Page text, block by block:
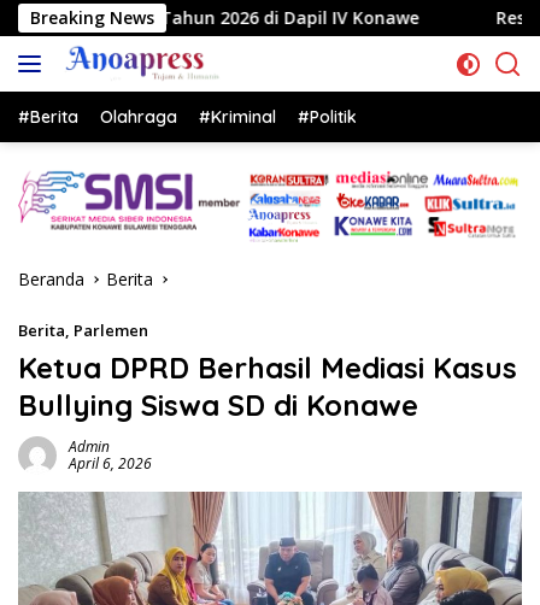
Langsung
ke
konten
Breaking News
2026 di Dapil IV Konawe Reses di Labela,
#Berita Olahraga #Kriminal #Politik
Beranda Berita
Berita, Parlemen
Ketua DPRD Berhasil Mediasi Kasus
Bullying Siswa SD di Konawe
Admin
April 6, 2026